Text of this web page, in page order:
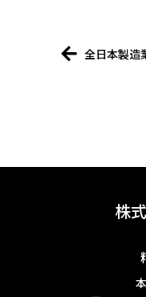
全日本製造
株